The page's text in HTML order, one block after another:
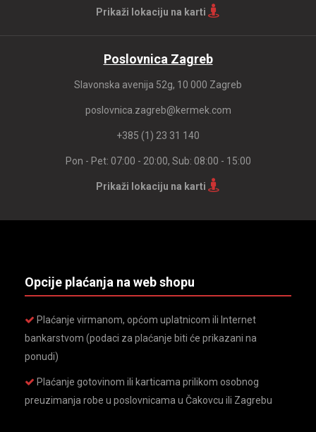
Prikaži lokaciju na karti
Poslovnica Zagreb
Slavonska avenija 52g, 10 000 Zagreb
poslovnica.zagreb@kermek.com
+385 (1) 23 31 140
Pon - Pet: 07:00 - 20:00, Sub: 08:00 - 15:00
Prikaži lokaciju na karti
Opcije plaćanja na web shopu
Plaćanje virmanom, općom uplatnicom ili Internet
bankarstvom (podaci za plaćanje biti će prikazani na
ponudi)
Plaćanje gotovinom ili karticama prilikom osobnog
preuzimanja robe u poslovnicama u Čakovcu ili Zagrebu